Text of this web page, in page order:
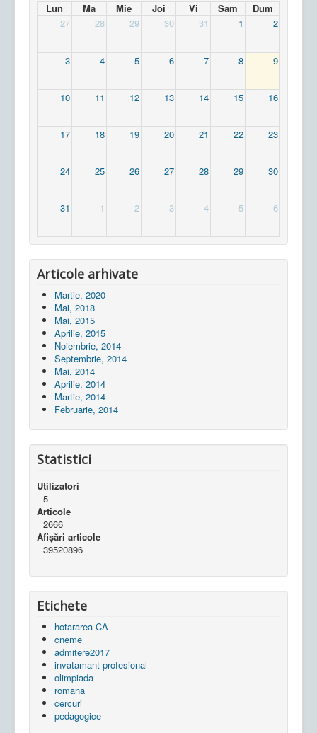
Lun Ma Mie Joi Vi Sam
Dum
27
28 29 30 31 1 2
3 4 5 6 7 8 9
10 11 12 13 14 15 16
17 18 19 20 21 22 23
24 25 26 27 28 29 30
31 1 2 3 4 5 6
Articole arhivate
Martie, 2020
Mai, 2018
Mai, 2015
Aprilie, 2015
Noiembrie, 2014
Septembrie, 2014
Mai, 2014
Aprilie, 2014
Martie, 2014
Februarie, 2014
Statistici
Utilizatori
5
Articole
2666
Afișări articole
39520896
Etichete
hotararea CA
cneme
admitere2017
invatamant profesional
olimpiada
romana
cercuri
pedagogice